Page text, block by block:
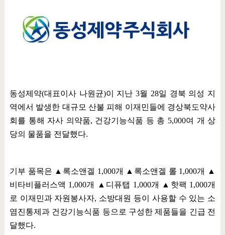
동성제약(대표이사 나원균)이 지난3월 28일 경북 의성 지
역에서 발생한 대규모 산불 피해 이재민들에 경상북도약사
회를 통해 자사 의약품, 건강기능식품 등 총 5,000여 개 상
당의 물품을 전달했다.
기부 품목은 ▲ 록소앤겔 1,000개 ▲ 록소앤겔 롤 1,000개
▲
비타비플러스액 1,000개 ▲ 디퓨탭 1,000개 ▲ 핫팩 1,000개
로 이재민과 자원봉사자, 소방대원 등이 사용할 수 있는 소
염진통제과 건강기능식품 등으로 구성한 제품들을 긴급 전
달했다.